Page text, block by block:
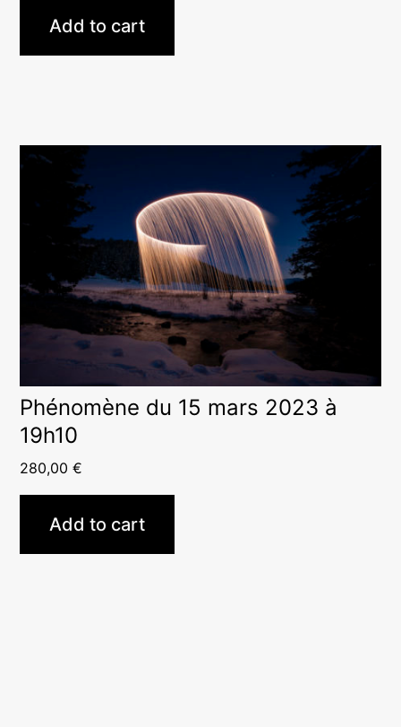
Add to cart
Phénomène du 15 mars 2023 à
19h10
280,00€
Add to cart